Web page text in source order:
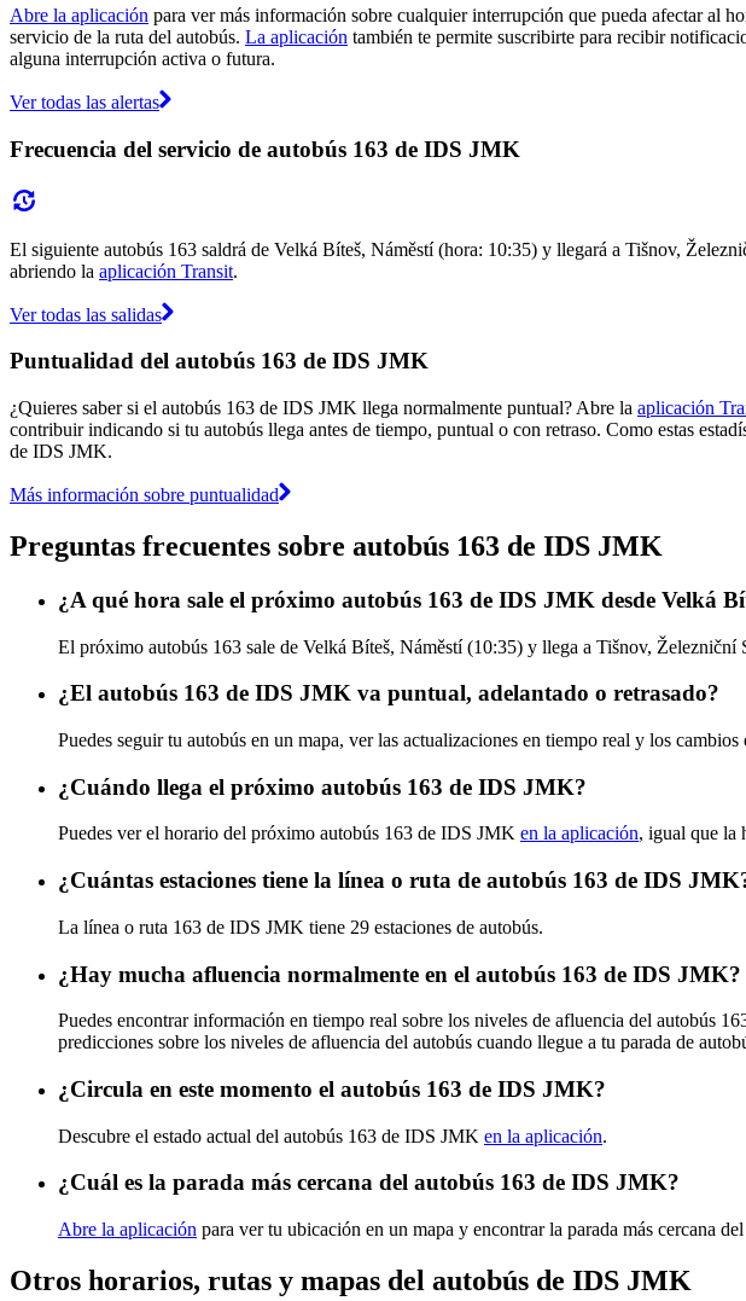
Abre la aplicación para ver más información sobre cualquier interrupción que pueda afectar al
servicio de la ruta del autobús. La aplicación también te permite suscribirte para recibir
alguna interrupción activa o futura.
Ver todas las alertas
Frecuencia del servicio de autobús 163 de IDS JMK
El siguiente autobús 163 saldrá de Velká Bíteš, Náměstí (hora: 10:35) y llegará a Tišnov,
abriendo la aplicación Transit.
Ver todas las salidas
Puntualidad del autobús 163 de IDS JMK
¿Quieres saber si el autobús 163 de IDS JMK llega normalmente puntual? Abre la aplicación
contribuir indicando si tu autobús llega antes de tiempo, puntual o con retraso. Como estas
de IDS JMK.
Más información sobre puntualidad
Preguntas frecuentes sobre autobús 163 de IDS JMK
¿A qué hora sale el próximo autobús 163 de IDS JMK desde Velká
El próximo autobús 163 sale de Velká Bíteš, Náměstí (10:35) y llega a Tišnov,
¿El autobús 163 de IDS JMK va puntual, adelantado o retrasado?
Puedes seguir tu autobús en un mapa, ver las actualizaciones en tiempo real y los
¿Cuándo llega el próximo autobús 163 de IDS JMK?
Puedes ver el horario del próximo autobús 163 de IDS JMK en la aplicación, igual que la
¿Cuántas estaciones tiene la línea o ruta de autobús 163 de IDS
La línea o ruta 163 de IDS JMK tiene 29 estaciones de autobús.
¿Hay mucha afluencia normalmente en el autobús 163 de IDS JMK?
Puedes encontrar información en tiempo real sobre los niveles de afluencia del autobús
predicciones sobre los niveles de afluencia del autobús cuando llegue a tu parada de
¿Circula en este momento el autobús 163 de IDS JMK?
Descubre el estado actual del autobús 163 de IDS JMK en la aplicación.
¿Cuál es la parada más cercana del autobús 163 de IDS JMK?
Abre la aplicación para ver tu ubicación en un mapa y encontrar la parada más cercana
Otros horarios, rutas y mapas del autobús de IDS JMK